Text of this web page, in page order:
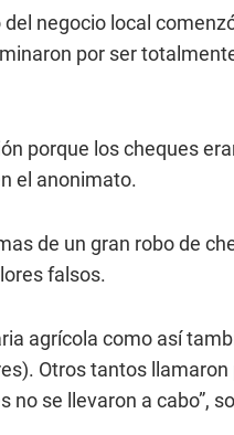
negocio local
por ser
porque los cheques
el anonimato.
de un gran robo de
falsos.
agrícola como así
Otros tantos llamaron
no se llevaron a cabo”,